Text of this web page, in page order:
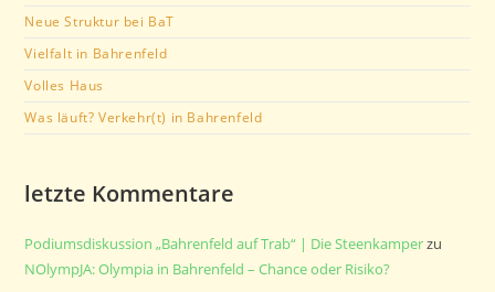
Neue Struktur bei BaT
Vielfalt in Bahrenfeld
Volles Haus
Was läuft? Verkehr(t) in Bahrenfeld
letzte Kommentare
Podiumsdiskussion „Bahrenfeld auf Trab“ | Die Steenkamperzu
NOlympJA: Olympia in Bahrenfeld – Chance oder Risiko?